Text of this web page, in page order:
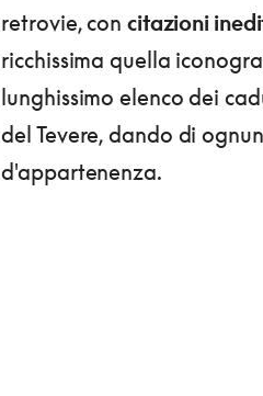
retrovie, con citazioni
ricchissima quella
lunghissimo elenco dei
del Tevere, dando di
d'appartenenza.